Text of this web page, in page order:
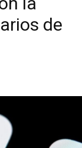
de